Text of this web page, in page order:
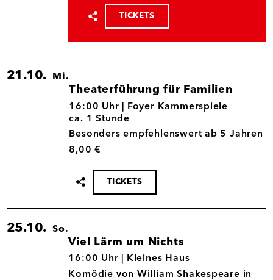
Termin
teilen
TICKETS
21.10. Mi.
Theaterführung für Familien
21.10.
16:00 Uhr |
Foyer Kammerspiele
ca. 1 Stunde
Besonders empfehlenswert ab 5 Jahren
8,00 €
Termin
teilen
TICKETS
25.10. So.
Viel Lärm um Nichts
25.10.
16:00 Uhr |
Kleines Haus
Komödie von William Shakespeare in